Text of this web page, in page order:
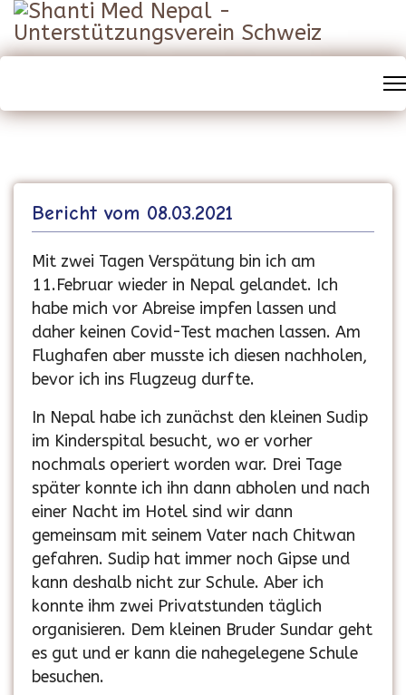
Bericht vom 08.03.2021
Mit zwei Tagen Verspätung bin ich am
11.Februar wieder in Nepal gelandet. Ich
habe mich vor Abreise impfen lassen und
daher keinen Covid-Test machen lassen. Am
Flughafen aber musste ich diesen nachholen,
bevor ich ins Flugzeug durfte.
In Nepal habe ich zunächst den kleinen Sudip
im Kinderspital besucht, wo er vorher
nochmals operiert worden war. Drei Tage
später konnte ich ihn dann abholen und nach
einer Nacht im Hotel sind wir dann
gemeinsam mit seinem Vater nach Chitwan
gefahren. Sudip hat immer noch Gipse und
kann deshalb nicht zur Schule. Aber ich
konnte ihm zwei Privatstunden täglich
organisieren. Dem kleinen Bruder Sundar geht
es gut und er kann die nahegelegene Schule
besuchen.